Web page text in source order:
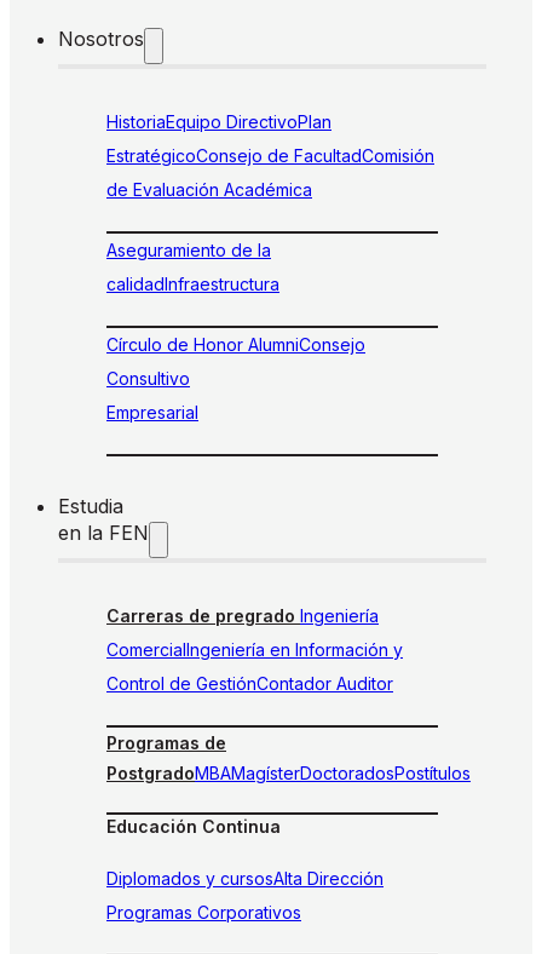
Nosotros
HistoriaEquipo DirectivoPlan
EstratégicoConsejo de FacultadComisión
de Evaluación Académica
Aseguramiento de la
calidadInfraestructura
Círculo de Honor AlumniConsejo
Consultivo
Empresarial
Estudia
en la FEN
Carreras de pregrado Ingeniería
ComercialIngeniería en Información y
Control de GestiónContador Auditor
Programas de
PostgradoMBAMagísterDoctoradosPostítulos
Educación Continua
Diplomados y cursosAlta Dirección
Programas Corporativos